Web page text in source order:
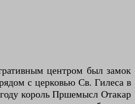
центром был замок
с церковью Св. Гилеса в
король Пршемысл Отакар